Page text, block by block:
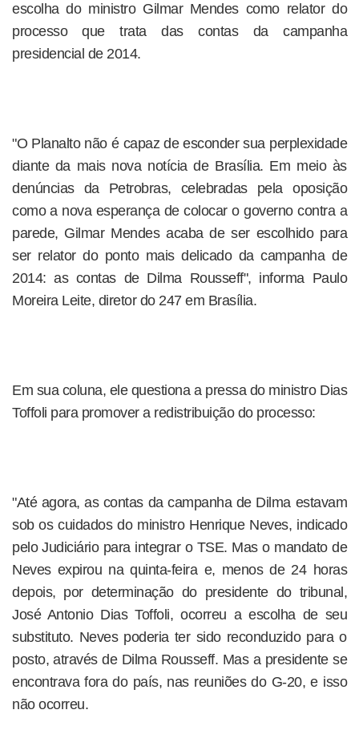
escolha do ministro Gilmar Mendes como relator do
processo que trata das contas da campanha
presidencial de 2014.
"O Planalto não é capaz de esconder sua perplexidade
diante da mais nova notícia de Brasília. Em meio às
denúncias da Petrobras, celebradas pela oposição
como a nova esperança de colocar o governo contra a
parede, Gilmar Mendes acaba de ser escolhido para
ser relator do ponto mais delicado da campanha de
2014: as contas de Dilma Rousseff", informa Paulo
Moreira Leite, diretor do 247 em Brasília.
Em sua coluna, ele questiona a pressa do ministro Dias
Toffoli para promover a redistribuição do processo:
"Até agora, as contas da campanha de Dilma estavam
sob os cuidados do ministro Henrique Neves, indicado
pelo Judiciário para integrar o TSE. Mas o mandato de
Neves expirou na quinta-feira e, menos de 24 horas
depois, por determinação do presidente do tribunal,
José Antonio Dias Toffoli, ocorreu a escolha de seu
substituto. Neves poderia ter sido reconduzido para o
posto, através de Dilma Rousseff. Mas a presidente se
encontrava fora do país, nas reuniões do G-20, e isso
não ocorreu.